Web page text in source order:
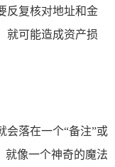
反复核对地址和金
就可能造成资产损
会落在一个“备注”或
就像一个神奇的魔法